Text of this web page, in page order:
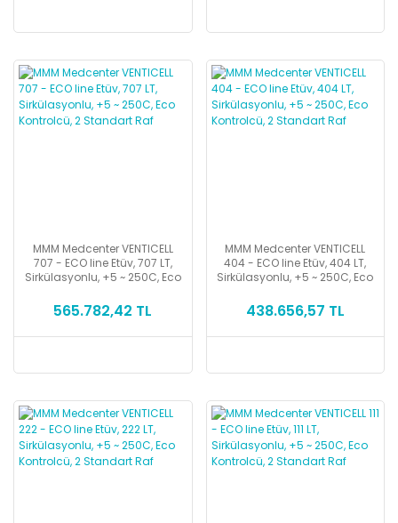
MMM Medcenter VENTICELL
707 - ECO line Etüv, 707 LT,
Sirkülasyonlu, +5 ~ 250C, Eco
565.782,42 TL
MMM Medcenter VENTICELL
404 - ECO line Etüv, 404 LT,
Sirkülasyonlu, +5 ~ 250C, Eco
438.656,57 TL